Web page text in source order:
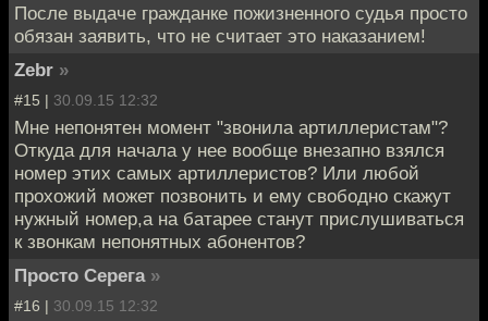
После выдаче гражданке пожизненного судья просто
обязан заявить, что не считает это наказанием!
Zebr »
#15 | 30.09.15 12:32
Мне непонятен момент "звонила артиллеристам"?
Откуда для начала у нее вообще внезапно взялся
номер этих самых артиллеристов? Или любой
прохожий может позвонить и ему свободно скажут
нужный номер,а на батарее станут прислушиваться
к звонкам непонятных абонентов?
Просто Серега »
#16 | 30.09.15 12:32